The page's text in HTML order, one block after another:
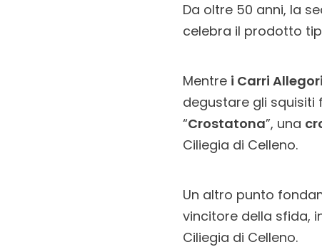
Da oltre 50 anni, la
celebra il prodotto
Mentre i Carri
degustare gli squisiti
“Crostatona”, una
Ciliegia di Celleno.
Un altro punto
vincitore della sfida,
Ciliegia di Celleno.